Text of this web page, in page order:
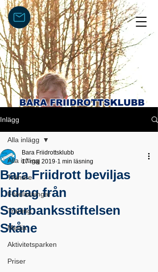
BARA FRIIDROTTSKLUBB
Inlägg
Alla inlägg
Tränare
Föreläsningar
Träning
Media
Aktivitetsparken
Priser
Alla inlägg
Bara Friidrott beviljas
bidrag från
Sparbanksstiftelsen
Skåne
Bara Friidrottsklubb
17 maj 2019 1 min läsning